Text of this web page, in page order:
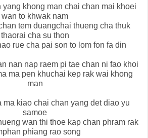
yang khong man chai chan mai khoei
wan to khwak nam
tem duangchai thueng cha thuk
thaorai cha su thon
rue cha pai son to lom fon fa din
nan nap raem pi tae chan ni fao khoi
ma pen khuchai kep rak wai khong
man
ma kiao chai chan yang det diao yu
samoe
wan thi thoe kap chan phram rak
phiang rao song